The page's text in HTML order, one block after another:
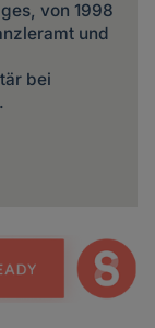
von 1998
und
bei